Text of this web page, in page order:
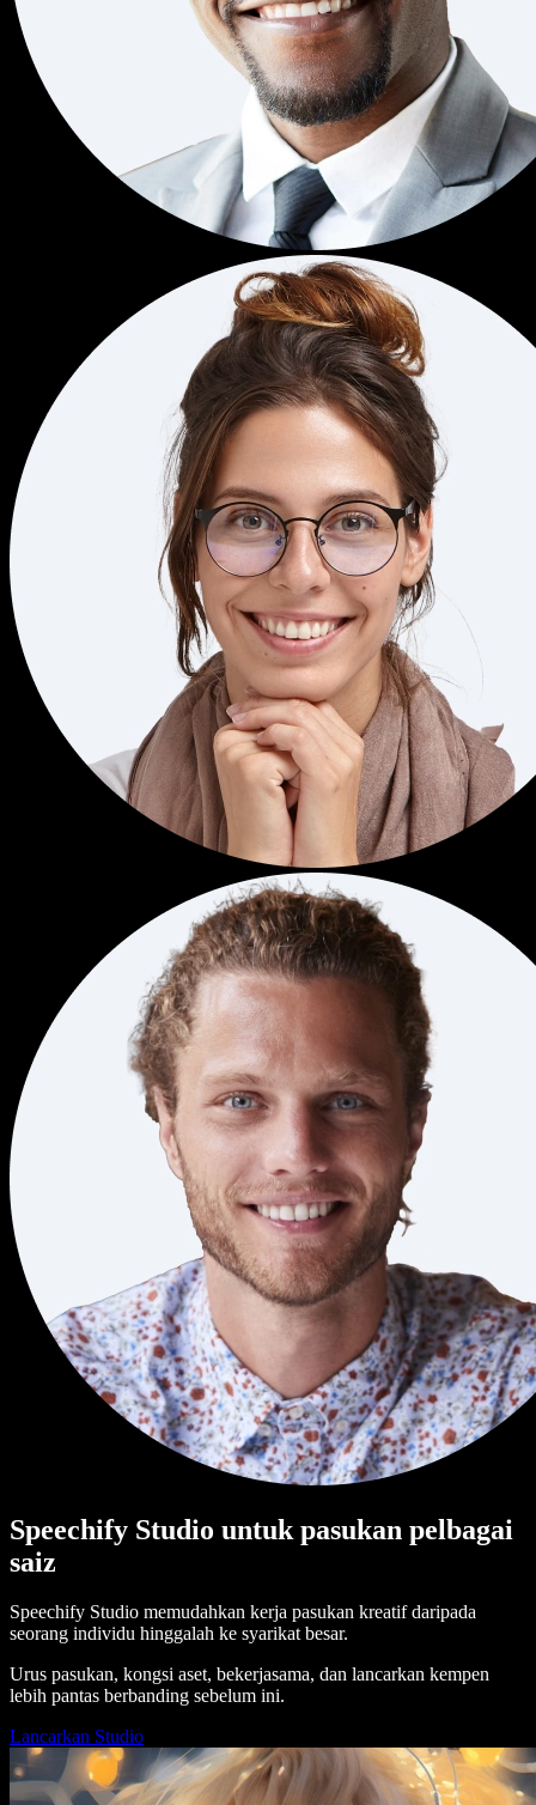
Speechify Studio untuk pasukan pelbagai
saiz
Speechify Studio memudahkan kerja pasukan kreatif daripada
seorang individu hinggalah ke syarikat besar.
Urus pasukan, kongsi aset, bekerjasama, dan lancarkan kempen
lebih pantas berbanding sebelum ini.
Lancarkan Studio